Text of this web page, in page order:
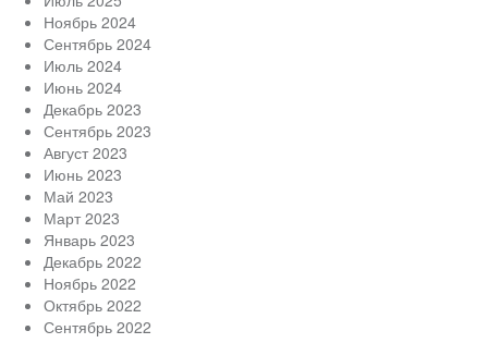
Ноябрь 2024
Сентябрь 2024
Июль 2024
Июнь 2024
Декабрь 2023
Сентябрь 2023
Август 2023
Июнь 2023
Май 2023
Март 2023
Январь 2023
Декабрь 2022
Ноябрь 2022
Октябрь 2022
Сентябрь 2022